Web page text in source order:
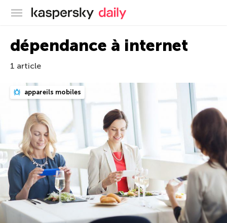
Blog officiel de Kaspersky
dépendance à internet
1 article
appareils mobiles